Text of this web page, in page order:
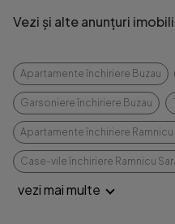
Vezi și alte anunțuri
Apartamente închiriere Buzau
Garsoniere închiriere Buzau
Apartamente închiriere Ramnicu
Case-vile închiriere Ramnicu
vezi mai multe